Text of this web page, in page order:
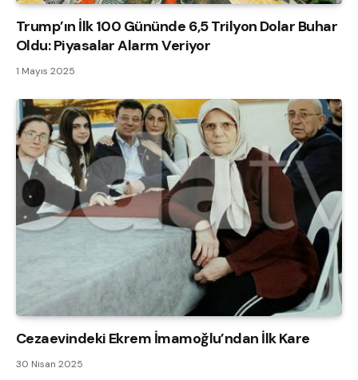
Trump’ın İlk 100 Gününde 6,5 Trilyon Dolar Buhar
Oldu: Piyasalar Alarm Veriyor
1 Mayıs 2025
Cezaevindeki Ekrem İmamoğlu’ndan İlk Kare
30 Nisan 2025